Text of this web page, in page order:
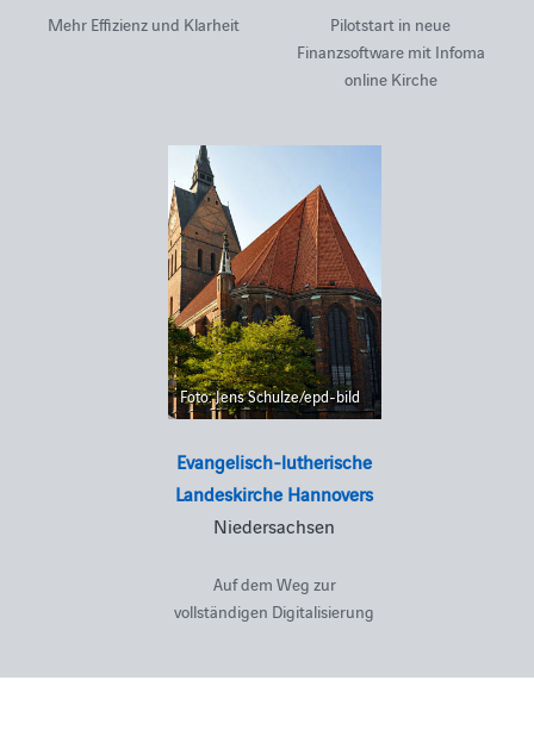
Mehr Effizienz und Klarheit
Pilotstart in neue
Finanzsoftware mit Infoma
online Kirche
Foto: Jens Schulze/epd-bild
Evangelisch-lutherische
Landeskirche Hannovers
Niedersachsen
Auf dem Weg zur
vollständigen Digitalisierung